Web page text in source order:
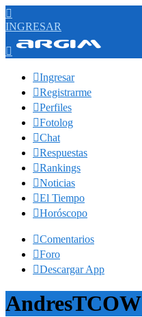

INGRESAR

Ingresar
Registrarme
Perfiles
Fotolog
Chat
Respuestas
Rankings
Noticias
El Tiempo
Horóscopo
Comentarios
Foro
Descargar App
AndresTCOW